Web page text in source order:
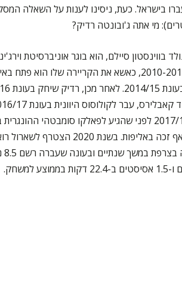
בווינסטון סיילם, הוא בוגר אוניברסיטת
השנים 2010-2014, כאשא את הקריירה שלו הוא
שנתיים ואף זכה באליפות.
למשחק.